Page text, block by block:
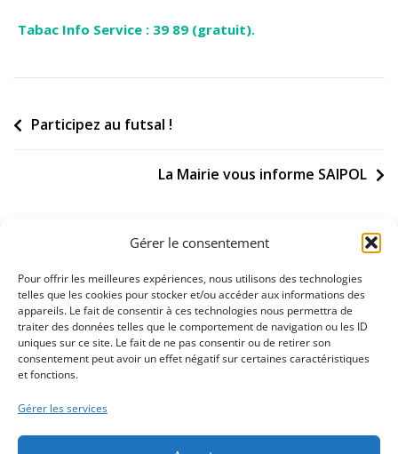
Gérer le consentement
Pour offrir les meilleures expériences, nous utilisons des technologies
telles que les cookies pour stocker et/ou accéder aux informations des
appareils. Le fait de consentir à ces technologies nous permettra de
traiter des données telles que le comportement de navigation ou les ID
uniques sur ce site. Le fait de ne pas consentir ou de retirer son
consentement peut avoir un effet négatif sur certaines caractéristiques
et fonctions.
Gérer les services
Tabac Info Service : 39 89 (gratuit).
Navigation
Participez au futsal !
La Mairie vous informe SAIPOL
02 32 11 53 53
Nous contacter
La mairie est ouverte du lundi au vendredi de 8h30 à 12h00